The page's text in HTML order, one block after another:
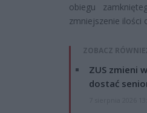
obiegu
zmniejszenie ilości
ZOBACZ
ZUS zmieni
dostać